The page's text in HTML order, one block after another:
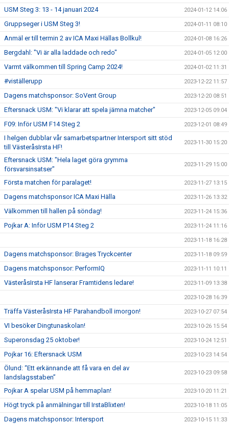
USM Steg 3: 13 - 14 januari 2024 2024-01-12 14:06
Gruppseger i USM Steg 3! 2024-01-11 08:10
Anmäl er till termin 2 av ICA Maxi Hällas Bollkul! 2024-01-08 16:26
Bergdahl: "Vi är alla laddade och redo" 2024-01-05 12:00
Varmt välkommen till Spring Camp 2024! 2024-01-02 11:31
#viställerupp 2023-12-22 11:57
Dagens matchsponsor: SoVent Group 2023-12-20 08:51
Eftersnack USM: "Vi klarar att spela jämna matcher" 2023-12-05 09:04
F09: Inför USM F14 Steg 2 2023-12-01 08:49
I helgen dubblar vår samarbetspartner Intersport sitt stöd
till VästeråsIrsta HF!
2023-11-30 15:20
Eftersnack USM: "Hela laget göra grymma
försvarsinsatser"
2023-11-29 15:00
Första matchen för paralaget! 2023-11-27 13:15
Dagens matchsponsor ICA Maxi Hälla 2023-11-26 13:32
Välkommen till hallen på söndag! 2023-11-24 15:36
Pojkar A: Inför USM P14 Steg 2 2023-11-24 11:16
2023-11-18 16:28
Dagens matchsponsor: Brages Tryckcenter 2023-11-18 09:59
Dagens matchsponsor: PerformIQ 2023-11-11 10:11
VästeråsIrsta HF lanserar Framtidens ledare! 2023-11-09 13:38
2023-10-28 16:39
Träffa VästeråsIrsta HF Parahandboll imorgon! 2023-10-27 07:54
VI besöker Dingtunaskolan! 2023-10-26 15:54
Superonsdag 25 oktober! 2023-10-24 12:51
Pojkar 16: Eftersnack USM 2023-10-23 14:54
Ölund: “Ett erkännande att få vara en del av
landslagsstaben”
2023-10-23 09:58
Pojkar A spelar USM på hemmaplan! 2023-10-20 11:21
Högt tryck på anmälningar till IrstaBlixten! 2023-10-18 11:05
Dagens matchsponsor: Intersport 2023-10-15 11:33